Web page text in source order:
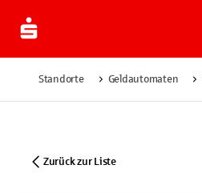
Standorte Geldautomaten
Zurück zur Liste